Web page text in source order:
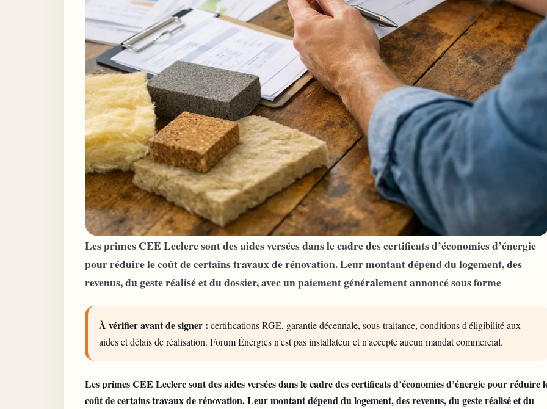
Les primes CEE Leclerc sont des aides versées dans le cadre des certificats d’économies d’énergie
pour réduire le coût de certains travaux de rénovation. Leur montant dépend du logement, des
revenus, du geste réalisé et du dossier, avec un paiement généralement annoncé sous forme
À vérifier avant de signer : certifications RGE, garantie décennale, sous-traitance, conditions d'éligibilité aux
aides et délais de réalisation. Forum Énergies n'est pas installateur et n'accepte aucun mandat commercial.
Les primes CEE Leclerc sont des aides versées dans le cadre des certificats d’économies d’énergie pour réduire
coût de certains travaux de rénovation. Leur montant dépend du logement, des revenus, du geste réalisé et du